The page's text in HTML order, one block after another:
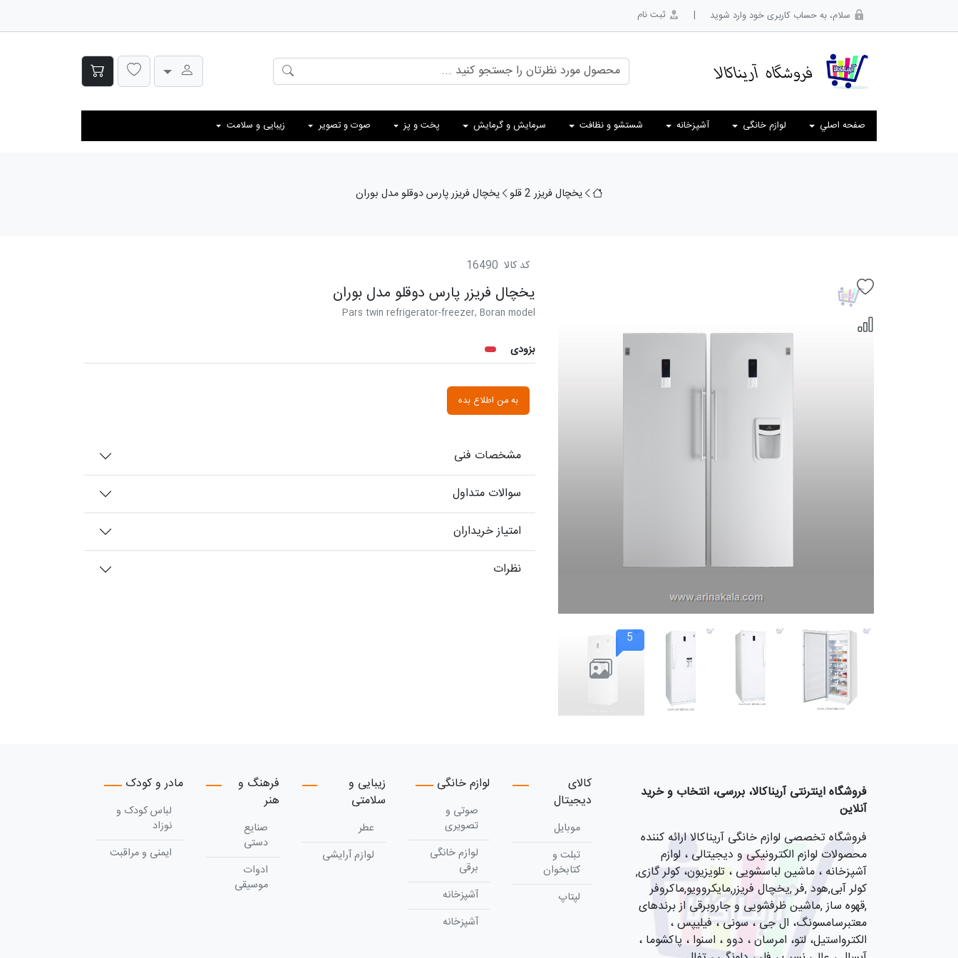
سلام، به حساب کاربری خود وارد شوید | ثبت نام
صفحه اصلي لوازم خانگی آشپزخانه شستشو و نظافت سرمایش و گرمایش پخت و پز صوت و تصویر زیبایی و سلامت
یخچال فریزر 2 قلو یخچال فریزر پارس دوقلو مدل بوران
5
کد کالا 16490
یخچال فریزر پارس دوقلو مدل بوران
Pars twin refrigerator-freezer, Boran model
بزودی
به من اطلاع بده
مشخصات فنی
سوالات متداول
امتیاز خریداران
نظرات
فروشگاه اینترنتی آریناکالا، بررسی، انتخاب و خرید
آنلاین
فروشگاه تخصصی لوازم خانگی آریناکالا ارائه کننده
محصولات لوازم الکترونیکی و دیجیتالی ، لوازم
آشپزخانه ، ماشین لباسشویی ، تلویزیون، کولر گازی,
کولر آبی,هود ,فر ,یخچال فریزر,مایکروویو,ماکروفر
,قهوه ساز ,ماشین ظرفشویی و جاروبرقی از برندهای
معتبرسامسونگ، ال جی ، سونی ، فیلیپس ،
الکترواستیل، لتو، امرسان ، دوو ، اسنوا ، پاکشوما ،
کالای
دیجیتال
موبایل
تبلت و
کتابخوان
لپتاپ
لوازم خانگی
صوتی و
تصویری
لوازم خانگی
برقی
آشپزخانه
آشپزخانه
زیبایی و
سلامتی
عطر
لوازم آرایشی
فرهنگ و
هنر
صنایع
دستی
ادوات
موسیقی
مادر و کودک
لباس کودک و
نوزاد
ایمنی و مراقبت